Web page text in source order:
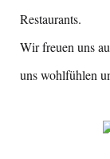
Restaurants.
Wir freuen uns
uns wohlfühlen